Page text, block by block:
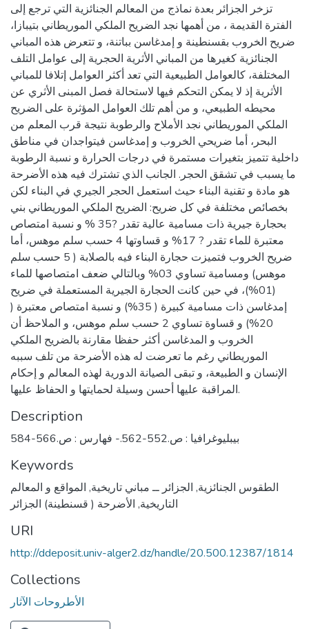
تزخر الجزائر بعدة نماذج من المعالم الجنائزية التي ترجع إلى
الفترة القديمة ، من أهمها نجد الضريح الملكي الموريطاني بتيبازا،
ضريح الخروب بقسنطينة و إمدغاسن بباتنة، و تتعرض هذه المباني
الجنائزية كغيرها من المباني الأثرية الحجرية إلى عوامل التلف
المختلفة، كالعوامل الطبيعية التي تعد أكثر العوامل إتلافا للمباني
الأثرية إذ لا يمكن التحكم فيها لاستحالة فصل المبنى الأثري عن
محيطه الطبيعي، و من أهم تلك العوامل المؤثرة على الضريح
الملكي الموريطاني نجد الأملاح والرطوبة نتيجة قرب المعلم من
البحر، أما ضريحي الخروب و إمدغاسن فيتواجدان في مناطق
داخلية تتميز بتغيرات مستمرة في درجات الحرارة و نسبة الرطوبة
ما يسبب في تشقق الحجر. الجانب الذي تشترك فيه هذه الأضرحة
هو مادة و تقنية البناء حيث استعمل الحجر الجيري في البناء لكن
بخصائص مختلفة في كل ضريح: الضريح الملكي الموريطاني بني
بحجارة جيرية ذات مسامية عالية تقدر ?35 % و نسبة امتصاص
معتبرة للماء تقدر ? 17% و قساوتها 4 حسب سلم موهس، أما
ضريح الخروب فتميزت حجارة البناء فيه بالصلابة ( 5 حسب سلم
موهس) ومسامية تساوي 03% وبالتالي ضعف امتصاصها للماء
(01%)، في حين كانت الحجارة الجيرية المستعملة في ضريح
إمدغاسن ذات مسامية كبيرة ( 35%) و نسبة امتصاص معتبرة (
20%) و قساوة تساوي 2 حسب سلم موهس، و الملاحظ أن
الخروب و المدغاسن أكثر حفظا مقارنة بالضريح الملكي
الموريطاني رغم ما تعرضت له هذه الأضرحة من تلف سببه
الإنسان و الطبيعة، و تبقى الصيانة الدورية لهذه المعالم و إحكام
المراقبة عليها أحسن وسيلة لحمايتها و الحفاظ عليها.
Description
بيبليوغرافيا : ص.552-562.- فهارس : ص.566-584
Keywords
الطقوس الجنائزية, الجزائر ــ مباني تاريخية, المواقع و المعالم
التاريخية, الأضرحة ( قسنطينة) الجزائر
URI
http://ddeposit.univ-alger2.dz/handle/20.500.12387/1814
Collections
الأطروحات الآثار